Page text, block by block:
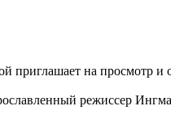
приглашает на просмотр
режиссер